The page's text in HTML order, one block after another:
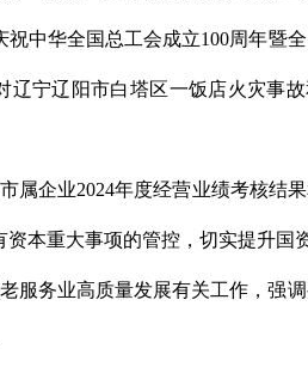
祝中华全国总工会成立100周年暨
辽宁辽阳市白塔区一饭店火灾事
属企业2024年度经营业绩考核结
资本重大事项的管控，切实提升
服务业高质量发展有关工作，强